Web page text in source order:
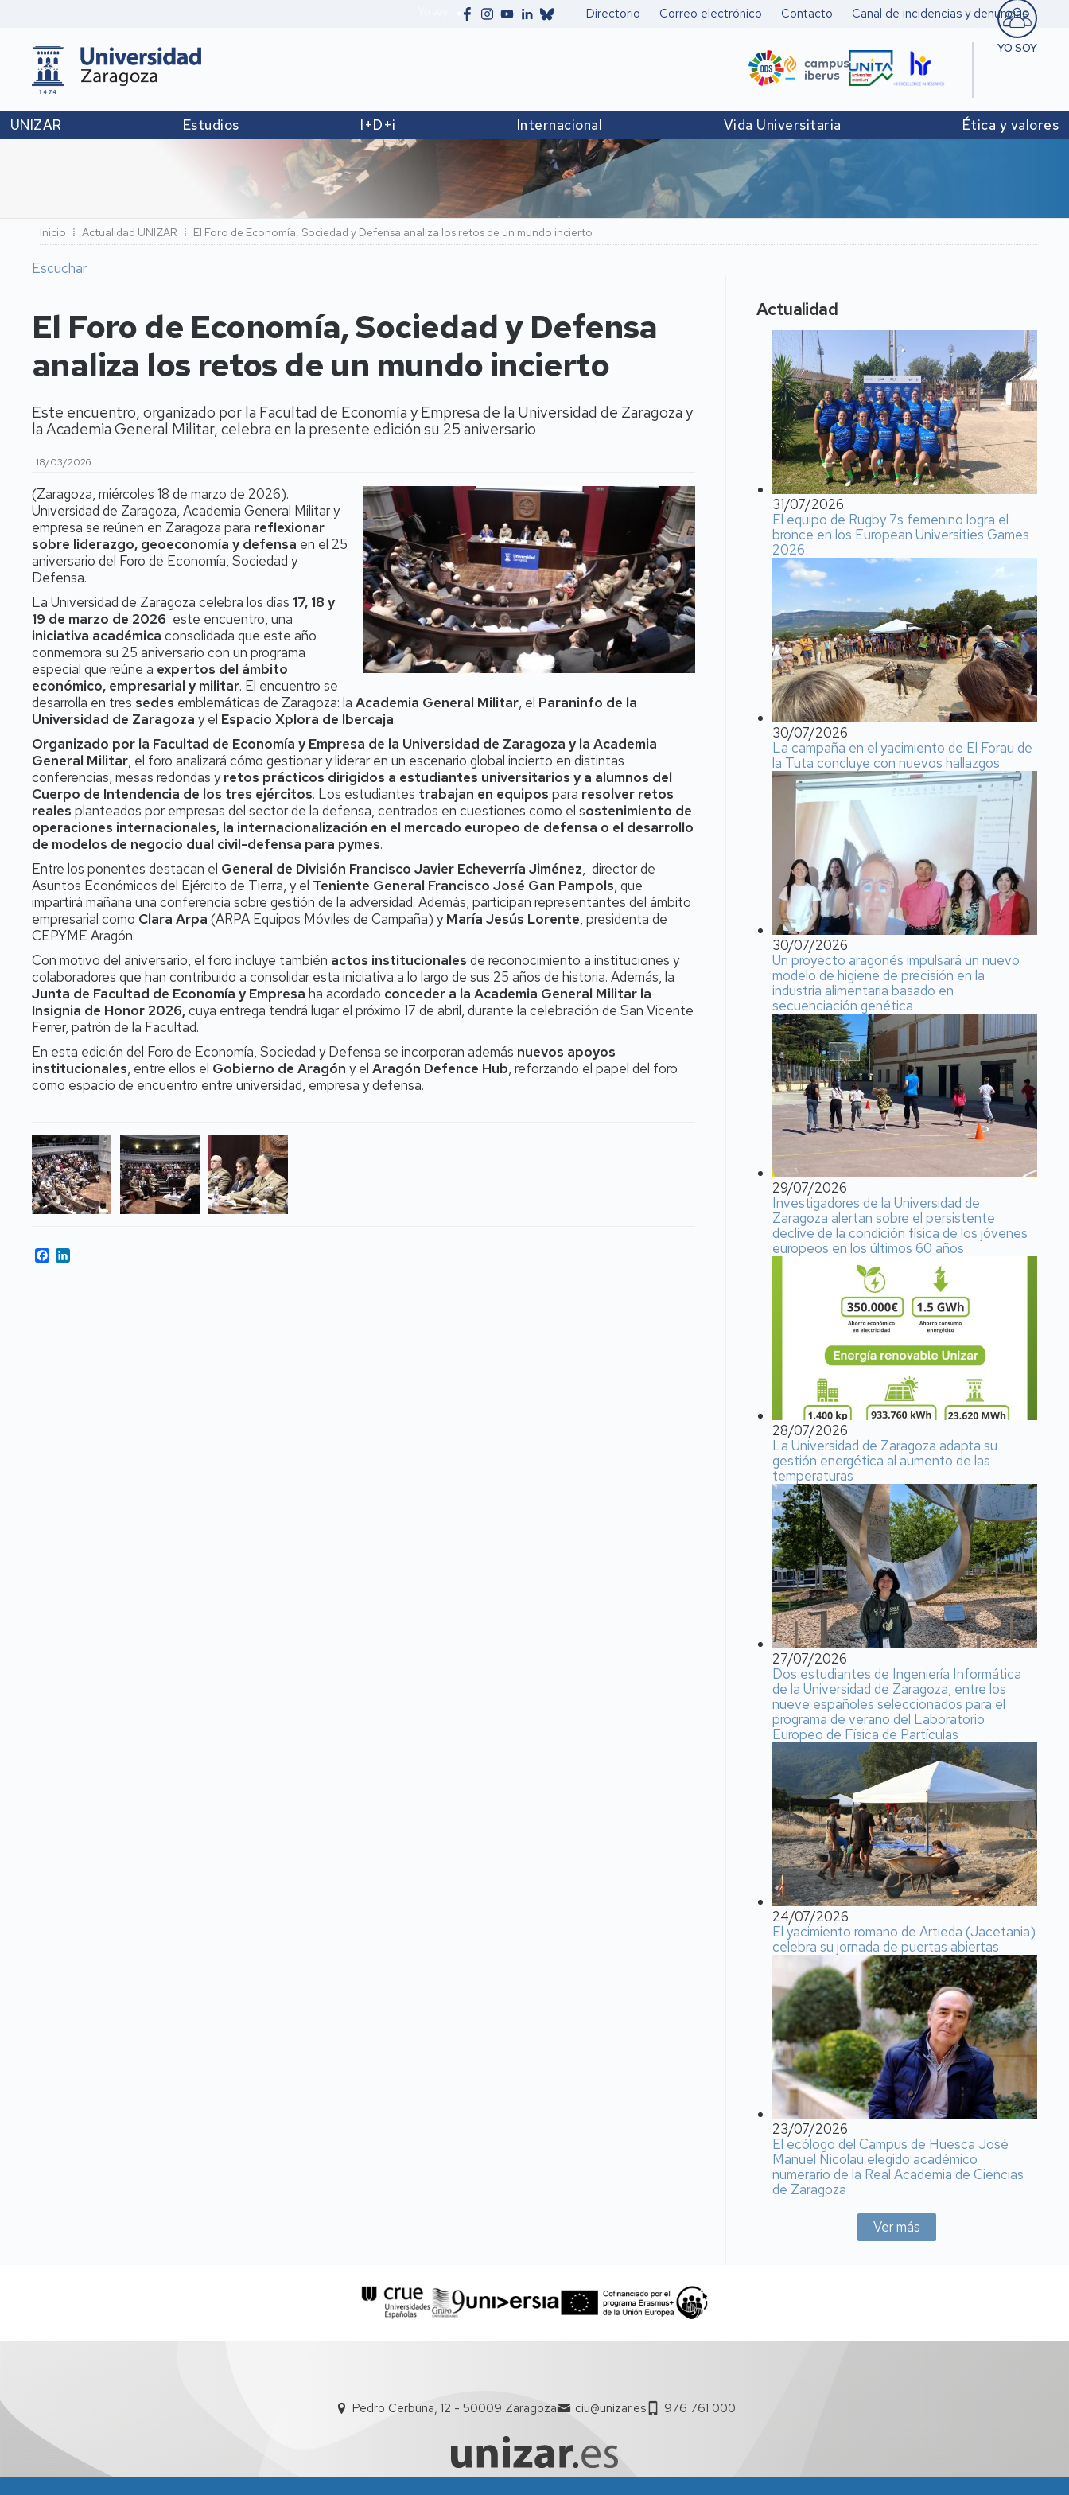
Secundario
Directorio Correo electrónico Contacto Canal de incidencias y denuncias
YO SOY
Pers.
UNIZAR Estudios I+D+i Internacional Vida Universitaria Ética y valores
Ruta
de
navegación
Inicio Actualidad UNIZAR El Foro de Economía, Sociedad y Defensa analiza los retos de un mundo incierto
Escuchar
El Foro de Economía, Sociedad y Defensa
analiza los retos de un mundo incierto
Este encuentro, organizado por la Facultad de Economía y Empresa de la Universidad de Zaragoza y
la Academia General Militar, celebra en la presente edición su 25 aniversario
18/03/2026
(Zaragoza, miércoles 18 de marzo de 2026).
Universidad de Zaragoza, Academia General Militar y
empresa se reúnen en Zaragoza para reflexionar
sobre liderazgo, geoeconomía y defensa en el 25
aniversario del Foro de Economía, Sociedad y
Defensa.
La Universidad de Zaragoza celebra los días 17, 18 y
19 de marzo de 2026 este encuentro, una
iniciativa académica consolidada que este año
conmemora su 25 aniversario con un programa
especial que reúne a expertos del ámbito
económico, empresarial y militar. El encuentro se
desarrolla en tres sedes emblemáticas de Zaragoza: la Academia General Militar, el Paraninfo de la
Universidad de Zaragoza y el Espacio Xplora de Ibercaja.
Organizado por la Facultad de Economía y Empresa de la Universidad de Zaragoza y la Academia
General Militar, el foro analizará cómo gestionar y liderar en un escenario global incierto en distintas
conferencias, mesas redondas yretos prácticos dirigidos a estudiantes universitarios y a alumnos del
Cuerpo de Intendencia de los tres ejércitos. Los estudiantes trabajan en equipos para resolver retos
reales planteados por empresas del sector de la defensa, centrados en cuestiones como el sostenimiento de
operaciones internacionales, la internacionalización en el mercado europeo de defensa o el desarrollo
de modelos de negocio dual civil-defensa para pymes.
Entre los ponentes destacan el General de División Francisco Javier Echeverría Jiménez, director de
Asuntos Económicos del Ejército de Tierra, y el Teniente General Francisco José Gan Pampols, que
impartirá mañana una conferencia sobre gestión de la adversidad. Además, participan representantes del ámbito
empresarial como Clara Arpa (ARPA Equipos Móviles de Campaña) yMaría Jesús Lorente, presidenta de
CEPYME Aragón.
Con motivo del aniversario, el foro incluye también actos institucionales de reconocimiento a instituciones y
colaboradores que han contribuido a consolidar esta iniciativa a lo largo de sus 25 años de historia. Además, la
Junta de Facultad de Economía y Empresa ha acordado conceder a la Academia General Militar la
Insignia de Honor 2026,cuya entrega tendrá lugar el próximo 17 de abril, durante la celebración de San Vicente
Ferrer, patrón de la Facultad.
En esta edición del Foro de Economía, Sociedad y Defensa se incorporan además nuevos apoyos
institucionales, entre ellos el Gobierno de Aragón y el Aragón Defence Hub, reforzando el papel del foro
como espacio de encuentro entre universidad, empresa y defensa.
Facebook
Actualidad
31/07/2026
El equipo de Rugby 7s femenino logra el
bronce en los European Universities Games
2026
30/07/2026
La campaña en el yacimiento de El Forau de
la Tuta concluye con nuevos hallazgos
30/07/2026
Un proyecto aragonés impulsará un nuevo
modelo de higiene de precisión en la
industria alimentaria basado en
secuenciación genética
29/07/2026
Investigadores de la Universidad de
Zaragoza alertan sobre el persistente
declive de la condición física de los jóvenes
europeos en los últimos 60 años
28/07/2026
La Universidad de Zaragoza adapta su
gestión energética al aumento de las
temperaturas
27/07/2026
Dos estudiantes de Ingeniería Informática
de la Universidad de Zaragoza, entre los
nueve españoles seleccionados para el
programa de verano del Laboratorio
Europeo de Física de Partículas
24/07/2026
El yacimiento romano de Artieda (Jacetania)
celebra su jornada de puertas abiertas
23/07/2026
El ecólogo del Campus de Huesca José
Manuel Nicolau elegido académico
numerario de la Real Academia de Ciencias
de Zaragoza
Ver más
Pedro Cerbuna, 12 - 50009 Zaragoza ciu@unizar.es 976 761 000